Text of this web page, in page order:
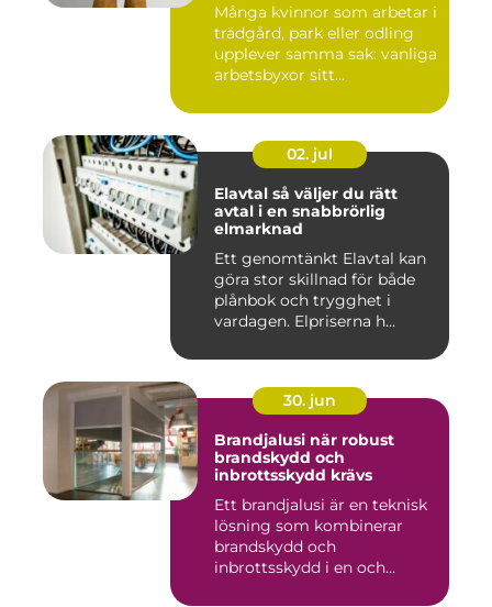
Många kvinnor som arbetar i
trädgård, park eller odling
upplever samma sak: vanliga
arbetsbyxor sitt...
02. jul
Elavtal så väljer du rätt
avtal i en snabbrörlig
elmarknad
Ett genomtänkt Elavtal kan
göra stor skillnad för både
plånbok och trygghet i
vardagen. Elpriserna h...
30. jun
Brandjalusi när robust
brandskydd och
inbrottsskydd krävs
Ett brandjalusi är en teknisk
lösning som kombinerar
brandskydd och
inbrottsskydd i en och